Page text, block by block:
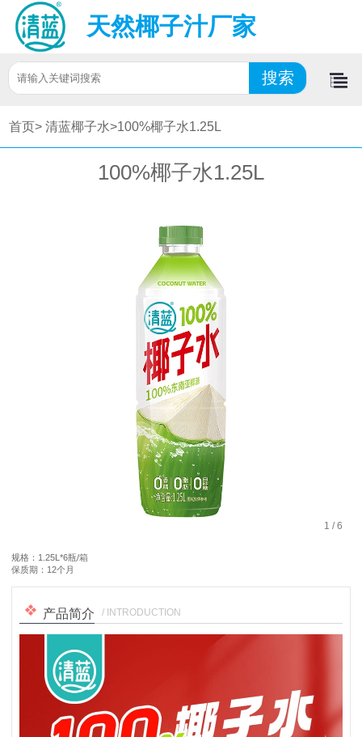
天然椰子汁厂家
首页> 清蓝椰子水>100%椰子水1.25L
100%椰子水1.25L
1 /6
规格：1.25L*6瓶/箱
保质期：12个月
产品简介 / INTRODUCTION